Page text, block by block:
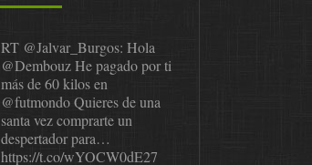
RT @Jalvar_Burgos: Hola
@DembouzHe pagado por ti
más de 60 kilos en
@futmondoQuieres de una
santa vez comprarte un
despertador para…
https://t.co/wYOCW0dE27